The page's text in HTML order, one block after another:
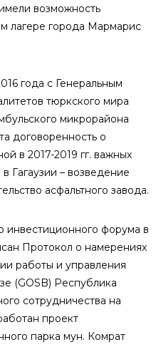
возможность
лагере города Мармарис
года с Генеральным
тюркского мира
микрорайона
договоренность о
в 2017-2019 гг. важных
Гагаузии – возведение
асфальтного завода.
форума в
Протокол о намерениях
работы и управления
(GOSB) Республика
сотрудничества на
проект
парка мун. Комрат